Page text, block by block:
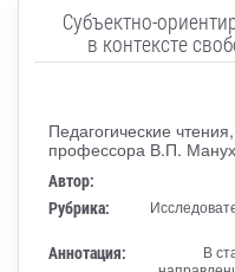
Субъектно-
в контексте
Педагогические
профессора В.П.
Автор:
Рубрика:
Аннотация:
В